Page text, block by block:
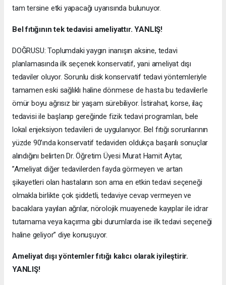
tam tersine etki yapacağı uyarısında bulunuyor.
Bel fıtığının tek tedavisi ameliyattır. YANLIŞ!
DOĞRUSU: Toplumdaki yaygın inanışın aksine, tedavi
planlamasında ilk seçenek konservatif, yani ameliyat dışı
tedaviler oluyor. Sorunlu disk konservatif tedavi yöntemleriyle
tamamen eski sağlıklı haline dönmese de hasta bu tedavilerle
ömür boyu ağrısız bir yaşam sürebiliyor. İstirahat, korse, ilaç
tedavisi ile başlanıp gereğinde fizik tedavi programları, bele
lokal enjeksiyon tedavileri de uygulanıyor. Bel fıtığı sorunlarının
yüzde 90’ında konservatif tedaviden oldukça başarılı sonuçlar
alındığını belirten Dr. Öğretim Üyesi Murat Hamit Aytar,
”Ameliyat diğer tedavilerden fayda görmeyen ve artan
şikayetleri olan hastaların son ama en etkin tedavi seçeneği
olmakla birlikte çok şiddetli, tedaviye cevap vermeyen ve
bacaklara yayılan ağrılar, nörolojik muayenede kayıplar ile idrar
tutamama veya kaçırma gibi durumlarda ise ilk tedavi seçeneği
haline geliyor” diye konuşuyor.
Ameliyat dışı yöntemler fıtığı kalıcı olarak iyileştirir.
YANLIŞ!